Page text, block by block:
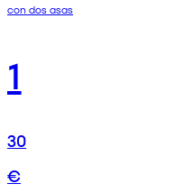
con dos asas
1
30
€